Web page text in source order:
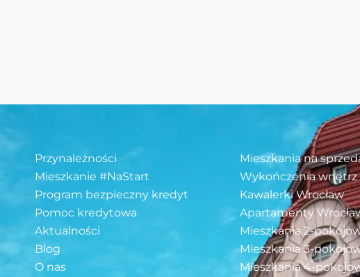
Przynależności
Mieszkanie #NaStart
Program bezpieczny kredyt
Pomoc kredytowa
Aktualności
Blog
O nas
Mieszkania na
Wykończenia wnętrz
Kawalerki Wrocław
Apartamenty
Mieszkania 2-
Mieszkania 3-
Mieszkania 4-